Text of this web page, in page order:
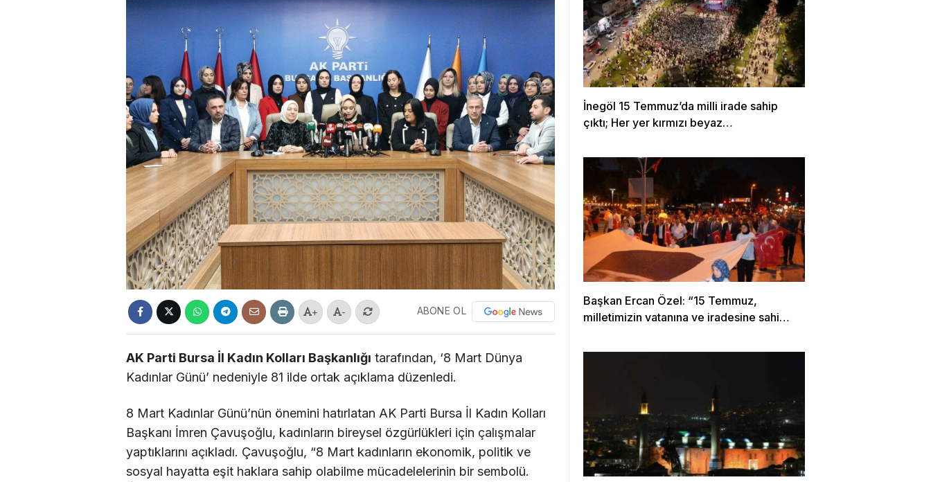
+ - ABONE OL
AK Parti Bursa İl Kadın Kolları Başkanlığı tarafından, ‘8 Mart Dünya
Kadınlar Günü’ nedeniyle 81 ilde ortak açıklama düzenledi.
8 Mart Kadınlar Günü’nün önemini hatırlatan AK Parti Bursa İl Kadın Kolları
Başkanı İmren Çavuşoğlu, kadınların bireysel özgürlükleri için çalışmalar
yaptıklarını açıkladı. Çavuşoğlu, “8 Mart kadınların ekonomik, politik ve
sosyal hayatta eşit haklara sahip olabilme mücadelelerinin bir sembolü.
İnegöl 15 Temmuz’da milli irade sahip
çıktı; Her yer kırmızı beyaz…
Başkan Ercan Özel: “15 Temmuz,
milletimizin vatanına ve iradesine sahip